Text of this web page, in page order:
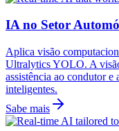
IA no Setor
Aplica visão
Ultralytics YOLO. A
assistência ao condutor e
inteligentes.
Sabe mais